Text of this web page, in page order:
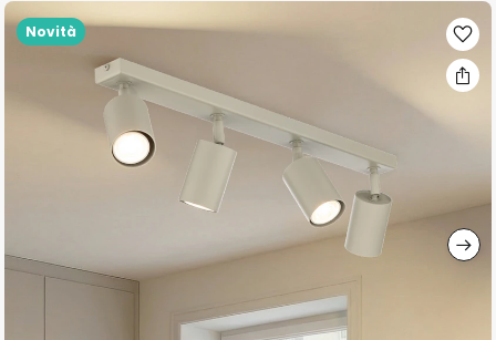
Novità
Vai
alla
galleria